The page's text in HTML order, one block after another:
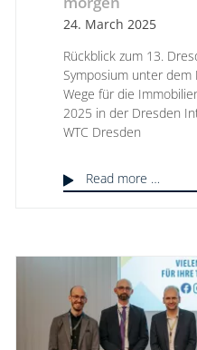
24. March 2025
Rückblick zum 13.
Symposium unter
Wege für die
2025 in der Dresden
WTC Dresden
Read more …